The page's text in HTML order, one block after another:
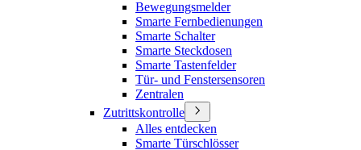
Bewegungsmelder
Smarte Fernbedienungen
Smarte Schalter
Smarte Steckdosen
Smarte Tastenfelder
Tür- und Fenstersensoren
Zentralen
Zutrittskontrolle
Alles entdecken
Smarte Türschlösser